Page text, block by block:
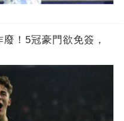
！5冠豪門欲免簽，